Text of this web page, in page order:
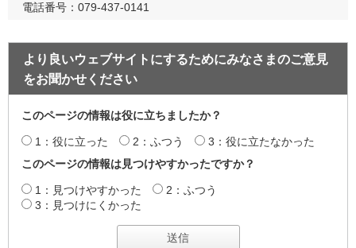
電話番号：079-437-0141
より良いウェブサイトにするためにみなさまのご意見
をお聞かせください
このページの情報は役に立ちましたか？
1：役に立った 2：ふつう
3：役に立たなかった
このページの情報は見つけやすかったですか？
1：見つけやすかった
2：ふつう
3：見つけにくかった